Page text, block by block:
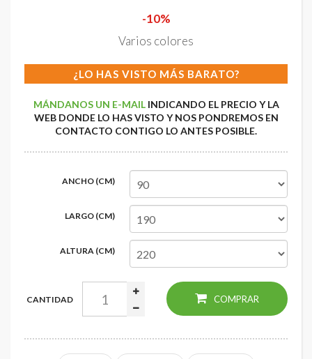
-10%
Varios colores
¿LO HAS VISTO MÁS BARATO?
MÁNDANOS UN E-MAILINDICANDO EL PRECIO Y LA
WEB DONDE LO HAS VISTO Y NOS PONDREMOS EN
CONTACTO CONTIGO LO ANTES POSIBLE.
ANCHO (CM)
LARGO (CM)
ALTURA (CM)
CANTIDAD COMPRAR